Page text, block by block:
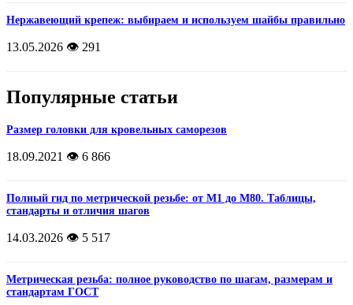
Нержавеющий крепеж: выбираем и используем шайбы правильно
13.05.2026 👁️ 291
Популярные статьи
Размер головки для кровельных саморезов
18.09.2021 👁️ 6 866
Полный гид по метрической резьбе: от М1 до М80. Таблицы,
стандарты и отличия шагов
14.03.2026 👁️ 5 517
Метрическая резьба: полное руководство по шагам, размерам и
стандартам ГОСТ